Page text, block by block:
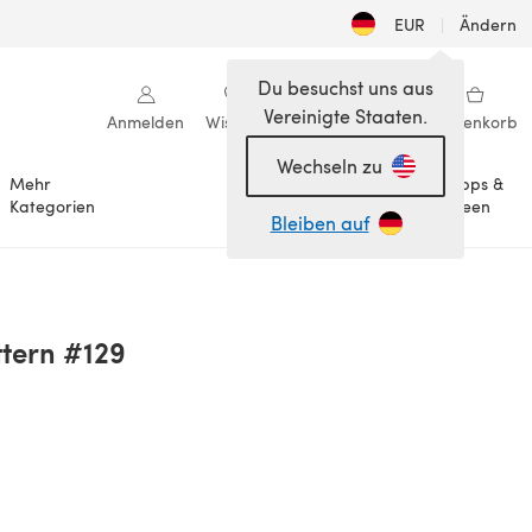
EUR | Ändern
Anmelden Wishlist Meine Bibliothek Warenkorb
Mehr
Kategorien
Anlässe
Tipps &
Ideen
Du besuchst uns aus
Vereinigte Staaten.
Wechseln zu
Bleiben auf
#129